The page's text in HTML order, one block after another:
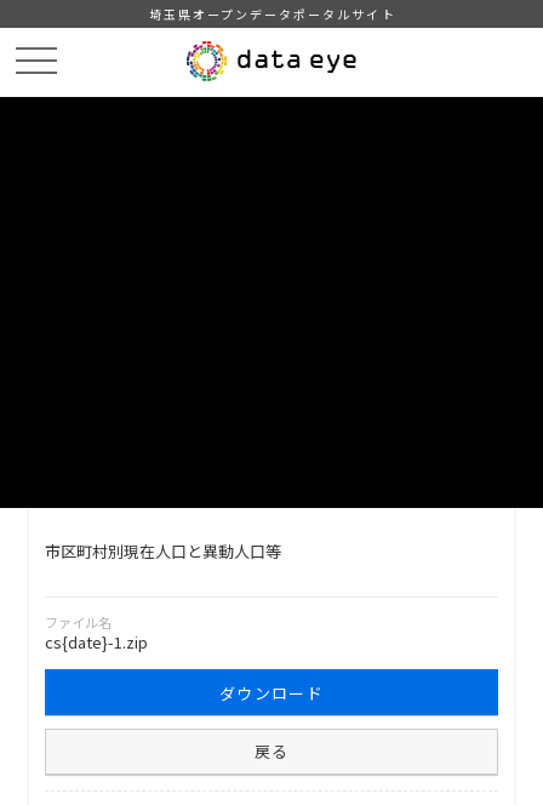
埼玉県オープンデータポータルサイト
市区町村別現在人口と異動人口等
ファイル名
cs{date}-1.zip
ダウンロード
戻る